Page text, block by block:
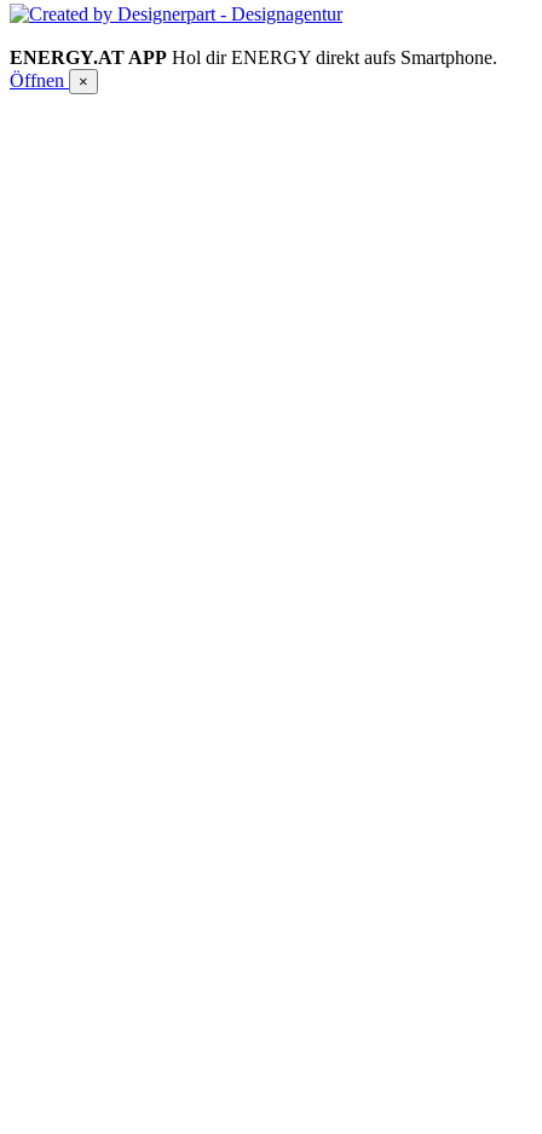
ENERGY.AT APP Hol dir ENERGY direkt aufs Smartphone.
Öffnen
×